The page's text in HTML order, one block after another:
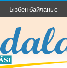
Бізбен байланыс